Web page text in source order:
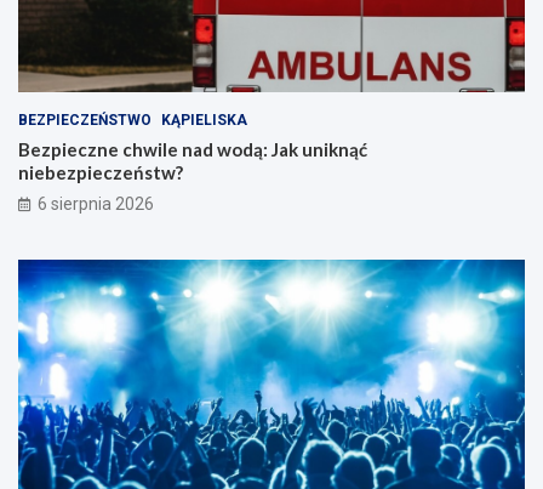
BEZPIECZEŃSTWO KĄPIELISKA
Bezpieczne chwile nad wodą: Jak uniknąć
niebezpieczeństw?
6 sierpnia 2026